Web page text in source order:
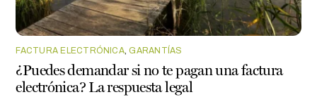
FACTURA ELECTRÓNICA,GARANTÍAS
¿Puedes demandar si no te pagan una factura
electrónica? La respuesta legal